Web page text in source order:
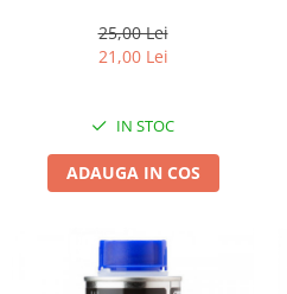
25,00 Lei
21,00 Lei
IN STOC
ADAUGA IN COS